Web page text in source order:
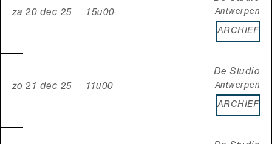
za 20 dec 25 15u00 Antwerpen
ARCHIEF
zo 21 dec 25 11u00
De Studio
Antwerpen
ARCHIEF